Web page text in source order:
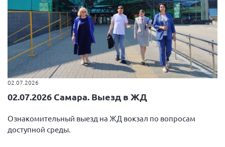
02.07.2026
02.07.2026 Самара. Выезд в ЖД
Ознакомительный выезд на ЖД вокзал по вопросам
доступной среды.